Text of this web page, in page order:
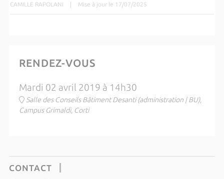
CAMILLE RAPOLANI | Mise à jour le 17/07/2025
RENDEZ-VOUS
Mardi 02 avril 2019 à 14h30
Salle des Conseils Bâtiment Desanti (administration | BU),
Campus Grimaldi, Corti
CONTACT